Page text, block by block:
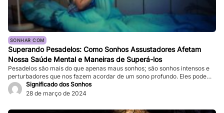
SONHAR COM
Superando Pesadelos: Como Sonhos Assustadores Afetam
Nossa Saúde Mental e Maneiras de Superá-los
Pesadelos são mais do que apenas maus sonhos; são sonhos intensos e
perturbadores que nos fazem acordar de um sono profundo. Eles podem
ser tão vívidos e assustadores que fazem nosso coração bater forte, e a
sensação de medo persiste mesmo depois de acordarmos. Enquanto
impactar significativamente nossa […]
Significado dos Sonhos
28 de março de 2024